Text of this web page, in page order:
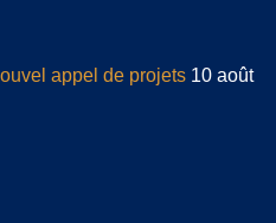
appel de projets 10 août